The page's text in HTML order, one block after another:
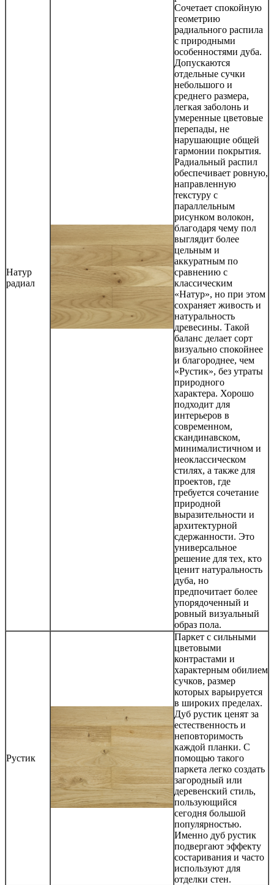
Натур
радиал
Сочетает спокойную
геометрию
радиального распила
с природными
особенностями дуба.
Допускаются
отдельные сучки
небольшого и
среднего размера,
легкая заболонь и
умеренные цветовые
перепады, не
нарушающие общей
гармонии покрытия.
Радиальный распил
обеспечивает ровную,
направленную
текстуру с
параллельным
рисунком волокон,
благодаря чему пол
выглядит более
цельным и
аккуратным по
сравнению с
классическим
«Натур», но при этом
сохраняет живость и
натуральность
древесины. Такой
баланс делает сорт
визуально спокойнее
и благороднее, чем
«Рустик», без утраты
природного
характера. Хорошо
подходит для
интерьеров в
современном,
скандинавском,
минималистичном и
неоклассическом
стилях, а также для
проектов, где
требуется сочетание
природной
выразительности и
архитектурной
сдержанности. Это
универсальное
решение для тех, кто
ценит натуральность
дуба, но
предпочитает более
упорядоченный и
ровный визуальный
образ пола.
Рустик
Паркет с сильными
цветовыми
контрастами и
характерным обилием
сучков, размер
которых варьируется
в широких пределах.
Дуб рустик ценят за
естественность и
неповторимость
каждой планки. С
помощью такого
паркета легко создать
загородный или
деревенский стиль,
пользующийся
сегодня большой
популярностью.
Именно дуб рустик
подвергают эффекту
состаривания и часто
используют для
отделки стен.